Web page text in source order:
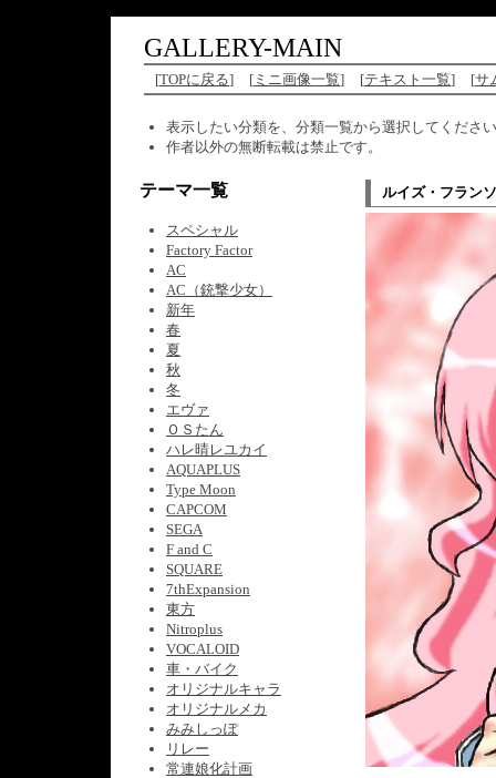
GALLERY-MAIN
[TOPに戻る] [ ミニ画像一覧] [テキスト一覧] [サ
表示したい分類を、分類一覧から選択してくださ
作者以外の無断転載は禁止です。
テーマ一覧
スペシャル
Factory Factor
AC
AC（銃撃少女）
新年
春
夏
秋
冬
エヴァ
ＯＳたん
ハレ晴レユカイ
AQUAPLUS
Type Moon
CAPCOM
SEGA
F and C
SQUARE
7thExpansion
東方
Nitroplus
VOCALOID
車・バイク
オリジナルキャラ
オリジナルメカ
みみしっぽ
リレー
常連娘化計画
ルイズ・フラン